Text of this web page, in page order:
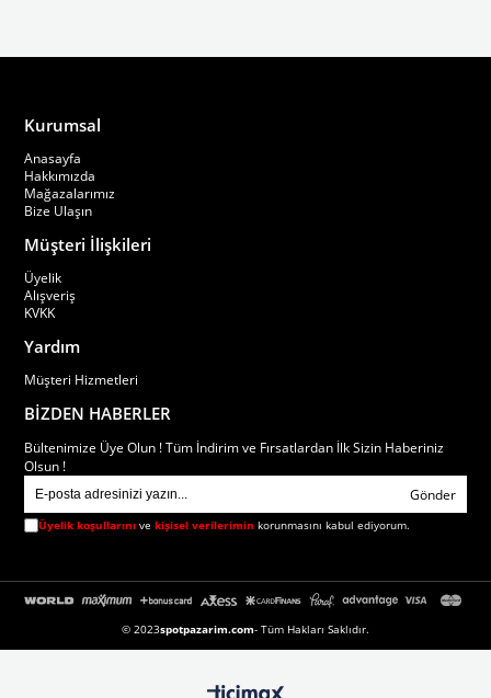
Kurumsal
Anasayfa
Hakkımızda
Mağazalarımız
Bize Ulaşın
Müşteri İlişkileri
Üyelik
Alışveriş
KVKK
Yardım
Müşteri Hizmetleri
BİZDEN HABERLER
Bültenimize Üye Olun ! Tüm İndirim ve Fırsatlardan İlk Sizin Haberiniz
Olsun !
Gönder
Üyelik koşullarını vekişisel verilerimin korunmasını kabul ediyorum.
© 2023spotpazarim.com- Tüm Hakları Saklıdır.